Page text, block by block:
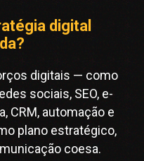
digital
digitais — como
sociais, SEO, e-
CRM, automação e
plano estratégico,
coesa.